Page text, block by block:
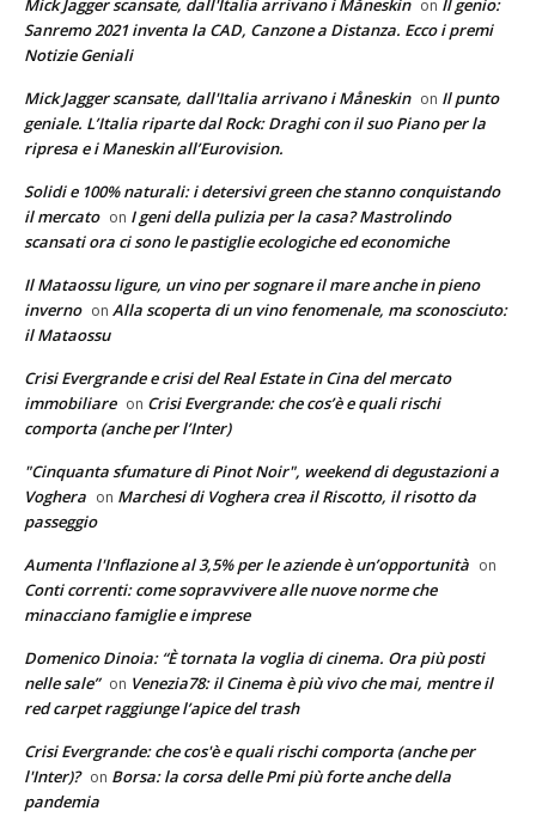
on
Sanremo 2021 inventa la CAD, Canzone a Distanza. Ecco i premi
Notizie Geniali
Mick Jagger scansate, dall'Italia arrivano i Måneskin on Il punto
geniale. L’Italia riparte dal Rock: Draghi con il suo Piano per la
ripresa e i Maneskin all’Eurovision.
Solidi e 100% naturali: i detersivi green che stanno conquistando
il mercato on I geni della pulizia per la casa? Mastrolindo
scansati ora ci sono le pastiglie ecologiche ed economiche
Il Mataossu ligure, un vino per sognare il mare anche in pieno
inverno on Alla scoperta di un vino fenomenale, ma sconosciuto:
il Mataossu
Crisi Evergrande e crisi del Real Estate in Cina del mercato
immobiliare on Crisi Evergrande: che cos’è e quali rischi
comporta (anche per l’Inter)
"Cinquanta sfumature di Pinot Noir", weekend di degustazioni a
Voghera on Marchesi di Voghera crea il Riscotto, il risotto da
passeggio
Aumenta l'Inflazione al 3,5% per le aziende è un’opportunità on
Conti correnti: come sopravvivere alle nuove norme che
minacciano famiglie e imprese
Domenico Dinoia: “È tornata la voglia di cinema. Ora più posti
nelle sale” on Venezia78: il Cinema è più vivo che mai, mentre il
red carpet raggiunge l’apice del trash
Crisi Evergrande: che cos'è e quali rischi comporta (anche per
l'Inter)? on Borsa: la corsa delle Pmi più forte anche della
pandemia